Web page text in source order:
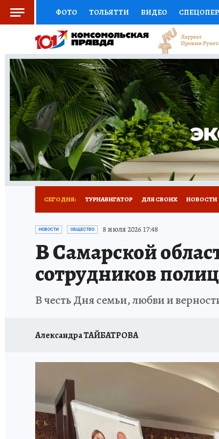
ФОТО ТОЛЬЯТТИ ВИДЕО
СОЦПОДДЕРЖКА НАУКА СПОРТ
ВЫБОР ЭКСПЕРТОВ ДОКТОР
КНИЖНАЯ ПОЛКА ПРОГНОЗЫ НА СПОРТ
ПРЕСС-ЦЕНТР НЕДВИЖИМОСТЬ
КОЛЛЕКЦИИ КП РЕКЛАМА
СЕГОДНЯ: ТУРНАВИГАТОР ДЛЯ СВОИХ НОВОСТИ
НАДЕЖНЫЕ РАБОТОДАТЕЛИ
НОВЫЙ ГОД В САМАРЕ КП В МАХ
КУЙБЫШЕВ - ФРОНТУ ИТОГИ ГОДА-2024
ЗАПОВЕДНАЯ РОССИЯ СЧАСТЬЕ В СЕМЬЕ
НОВОСТИ ОБЩЕСТВО 8 июля 2026 17:48
В Самарской
сотрудников
В честь Дня семьи, любви и
Александра ТАЙБАТРОВА